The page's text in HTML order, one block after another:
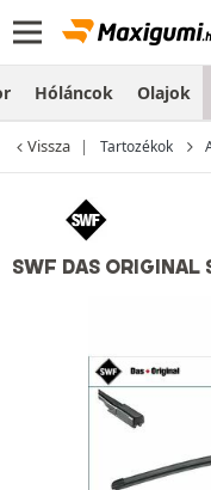
Hóláncok Olajok
Vissza Tartozékok
SWF DAS ORIGINAL